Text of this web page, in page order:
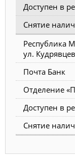
Доступен в
Снятие
Республика
ул.
Почта Банк
Отделение
Доступен в
Снятие